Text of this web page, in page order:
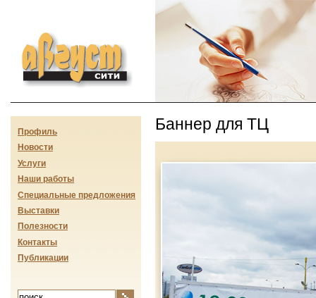
Август-сити
Баннер для ТЦ
Профиль
Новости
Услуги
Наши работы
Специальные предложения
Выставки
Полезности
Контакты
Публикации